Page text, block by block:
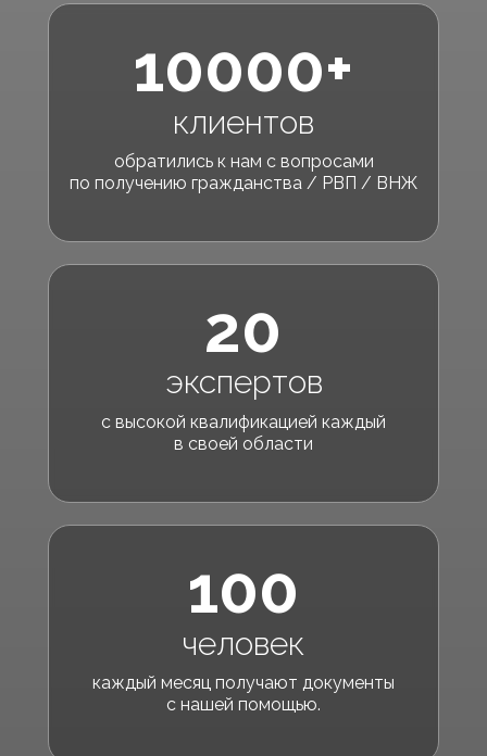
10000+
обратились к нам с вопросами
по получению гражданства / РВП / ВНЖ
клиентов
экспертов
с высокой квалификацией каждый
в своей области
20
человек
каждый месяц получают документы
с нашей помощью.
100